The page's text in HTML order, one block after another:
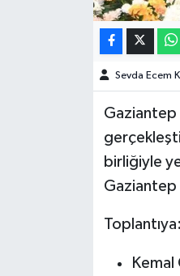
Sevda Ecem
Gaziantep
birliğiyle
Gaziantep
Toplantıya: